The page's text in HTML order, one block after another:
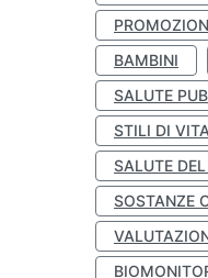
BAMBINI
SALUTE
STILI DI VITA
SALUTE
SOSTANZE